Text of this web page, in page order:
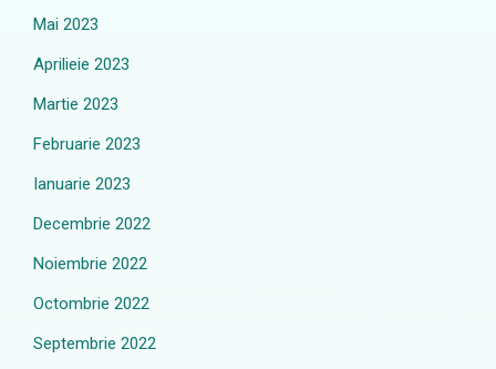
Mai 2023
Aprilieie 2023
Martie 2023
Februarie 2023
Ianuarie 2023
Decembrie 2022
Noiembrie 2022
Octombrie 2022
Septembrie 2022